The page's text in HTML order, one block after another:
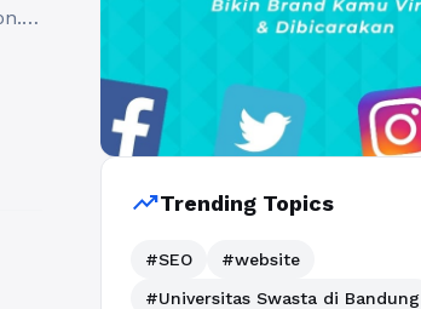
trending_upTrending Topics
#SEO
#website
#Universitas Swasta di Bandung